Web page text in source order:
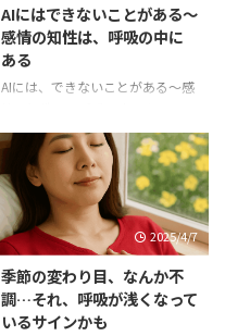
AIにはできないことがある～
感情の知性は、呼吸の中に
ある
AIには、できないことがある～感
フェで耳にした、ちょっとした会
話。 「AIってもう何でもできるよ
ね。あとは人間、何するんだろう
ね。」 その声を聞いた瞬間、 私
はふと、数日前の朝のことを思い
出しました。 「ありがとう」
で、呼吸が変わった日 朝のバタ
バタの中、 妻が私の手伝いをし
てくれたとき、 私はいつものよ
うに「ありがとう」と伝えまし
2025/4/7
季節の変わり目、なんか不
調…それ、呼吸が浅くなって
いるサインかも